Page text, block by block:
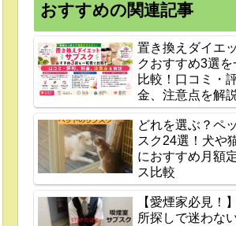
おすすめの関連記事
置き換えダイエ
クおすすめ3選
比較！口コミ・
金、注意点を解説
どれを選ぶ？ペ
スク24選！犬や
におすすめ月額
ス比較
【愛煙家必見！
所探しで迷わな